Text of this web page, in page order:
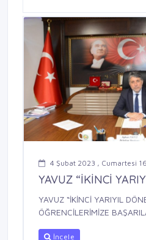
4 Şubat 2023 , Cumartesi
YAVUZ “İKİNCİ
YAVUZ “İKİNCİ YARIYIL
ÖĞRENCİLERİMİZE
İncele